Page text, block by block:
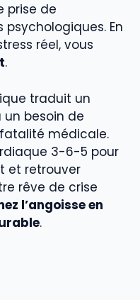
prise de
En
réel, vous
.
traduit un
besoin de
médicale.
3-6-5 pour
et retrouver
rêve de crise
l’angoisse en
.